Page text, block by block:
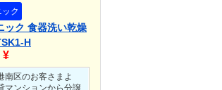
ク
ック 食器洗い乾燥
H
¥
南区のお客さまよ
マンションから分譲